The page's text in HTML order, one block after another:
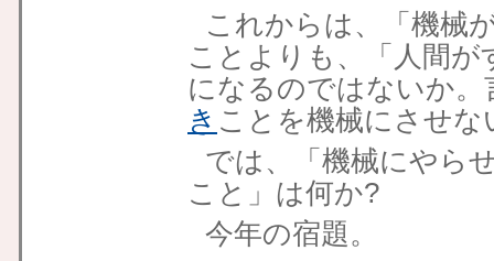
これからは、「機械
ことよりも、「人間
になるのではないか
き ことを機械にさせな
では、「機械にやら
こと」は何か?
今年の宿題。